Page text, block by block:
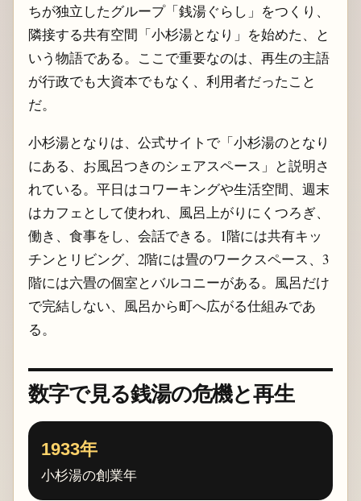
ちが独立したグループ「銭湯ぐらし」をつくり、
隣接する共有空間「小杉湯となり」を始めた、と
いう物語である。ここで重要なのは、再生の主語
が行政でも大資本でもなく、利用者だったこと
だ。
小杉湯となりは、公式サイトで「小杉湯のとなり
にある、お風呂つきのシェアスペース」と説明さ
れている。平日はコワーキングや生活空間、週末
はカフェとして使われ、風呂上がりにくつろぎ、
働き、食事をし、会話できる。1階には共有キッ
チンとリビング、2階には畳のワークスペース、3
階には六畳の個室とバルコニーがある。風呂だけ
で完結しない、風呂から町へ広がる仕組みであ
る。
数字で見る銭湯の危機と再生
1933年
小杉湯の創業年